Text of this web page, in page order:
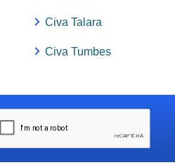
Civa Talara
Civa Tumbes